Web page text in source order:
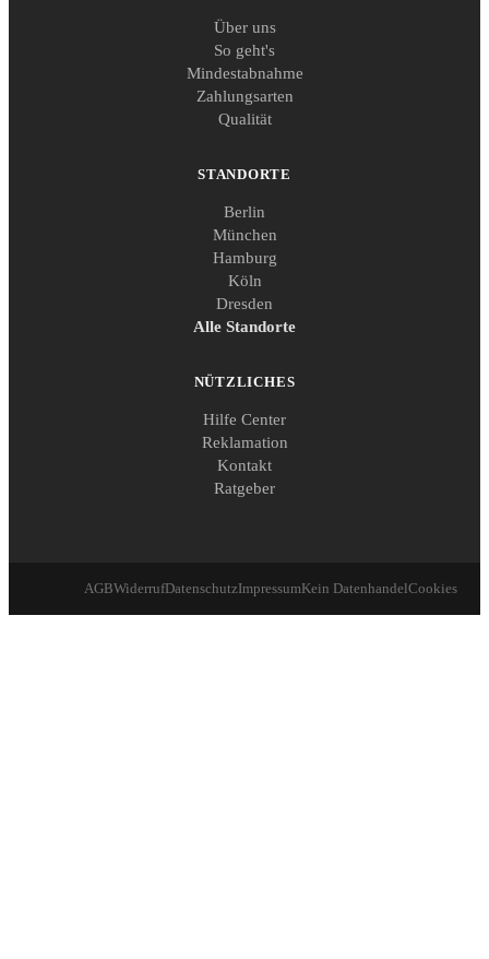
Über uns
So geht's
Mindestabnahme
Zahlungsarten
Qualität
STANDORTE
Berlin
München
Hamburg
Köln
Dresden
Alle Standorte
NÜTZLICHES
Hilfe Center
Reklamation
Kontakt
Ratgeber
AGBWiderrufDatenschutzImpressumKein DatenhandelCookies